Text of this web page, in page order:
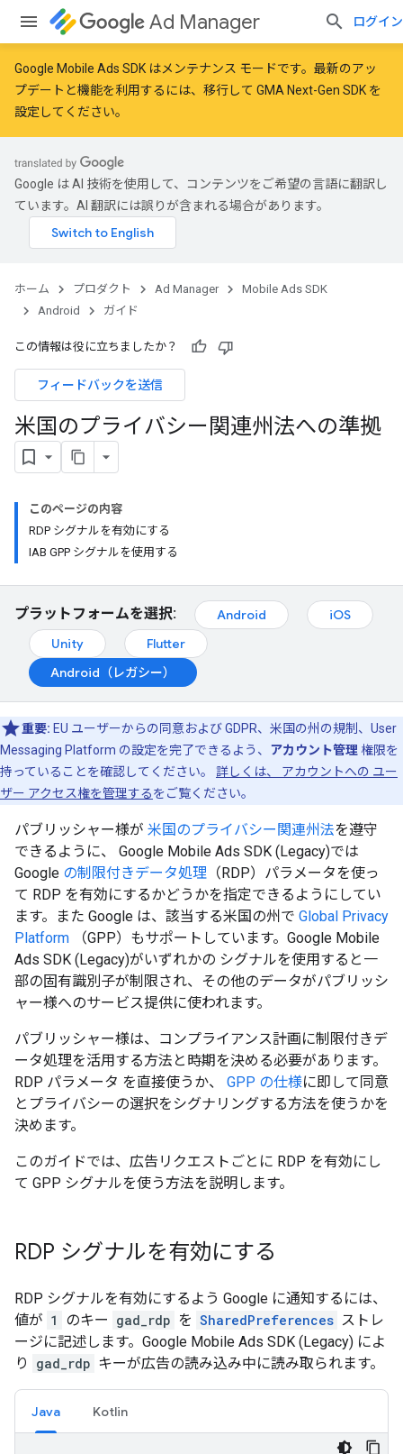
Ad Manager ログイン
Google Mobile Ads SDK はメンテナンス モードです。最新のアッ
プデートと機能を利用するには、 移行して GMA Next-Gen SDK を
設定 してください。
Google は AI 技術を使用して、コンテンツをご希望の言語に翻訳し
ています。AI 翻訳には誤りが含まれる場合があります。
ホーム プロダクト Ad Manager
Mobile Ads SDK
Android
ガイド
この情報は役に立ちましたか？
フィードバックを送信
米国のプライバシー関連州法への準拠
このページの内容
RDP シグナルを有効にする
IAB GPP シグナルを使用する
プラットフォームを選択: Android
iOS
Unity
Flutter
Android（レガシー）
重要: EU ユーザーからの同意および GDPR、米国の州の規制、User
Messaging Platform の設定を完了できるよう、 アカウント管理 権限を
持っていることを確認してください。 詳しくは、 アカウントへの ユー
ザー アクセス権を管理するをご覧ください。
パブリッシャー様が 米国のプライバシー関連州法を遵守
できるように、 Google Mobile Ads SDK (Legacy)では
Google の制限付きデータ処理 （RDP）パラメータを使っ
て RDP を有効にするかどうかを指定できるようにしてい
ます。また Google は、該当する米国の州で Global Privacy
Platform （GPP）もサポートしています。 Google Mobile
Ads SDK (Legacy)がいずれかの シグナルを使用すると一
部の固有識別子が制限され、その他のデータがパブリッシ
ャー様へのサービス提供に使われます。
パブリッシャー様は、コンプライアンス計画に制限付きデ
ータ処理を活用する方法と時期を決める必要があります。
RDP パラメータ を直接使うか、 GPP の仕様に即して同意
とプライバシーの選択をシグナリングする方法を使うかを
決めます。
このガイドでは、広告リクエストごとに RDP を有効にし
て GPP シグナルを使う方法を説明します。
RDP シグナルを有効にする
RDP シグナルを有効にするよう Google に通知するには、
値が 1 のキー gad_rdp を SharedPreferences ストレ
ージに記述します。 Google Mobile Ads SDK (Legacy) によ
り
gad_rdp キーが広告の読み込み中に読み取られます。
Java Kotlin